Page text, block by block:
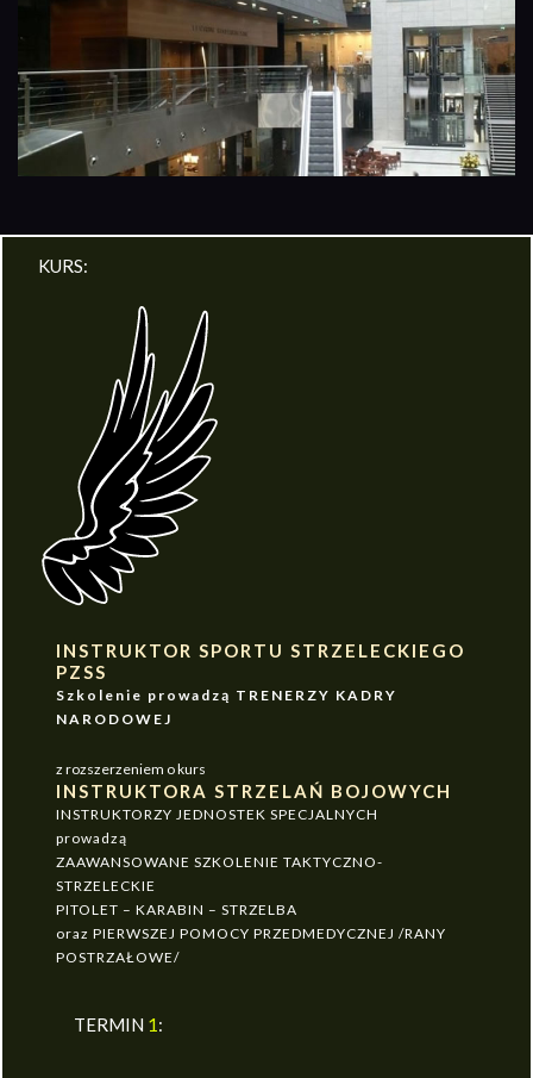
KURS:
INSTRUKTOR SPORTU STRZELECKIEGO
PZSS
Szkolenie prowadzą TRENERZY KADRY
NARODOWEJ
z rozszerzeniem o kurs
INSTRUKTORA STRZELAŃ BOJOWYCH
INSTRUKTORZY JEDNOSTEK SPECJALNYCH
prowadzą
ZAAWANSOWANE SZKOLENIE TAKTYCZNO-
STRZELECKIE
PITOLET – KARABIN – STRZELBA
oraz PIERWSZEJ POMOCY PRZEDMEDYCZNEJ /RANY
POSTRZAŁOWE/
TERMIN 1: